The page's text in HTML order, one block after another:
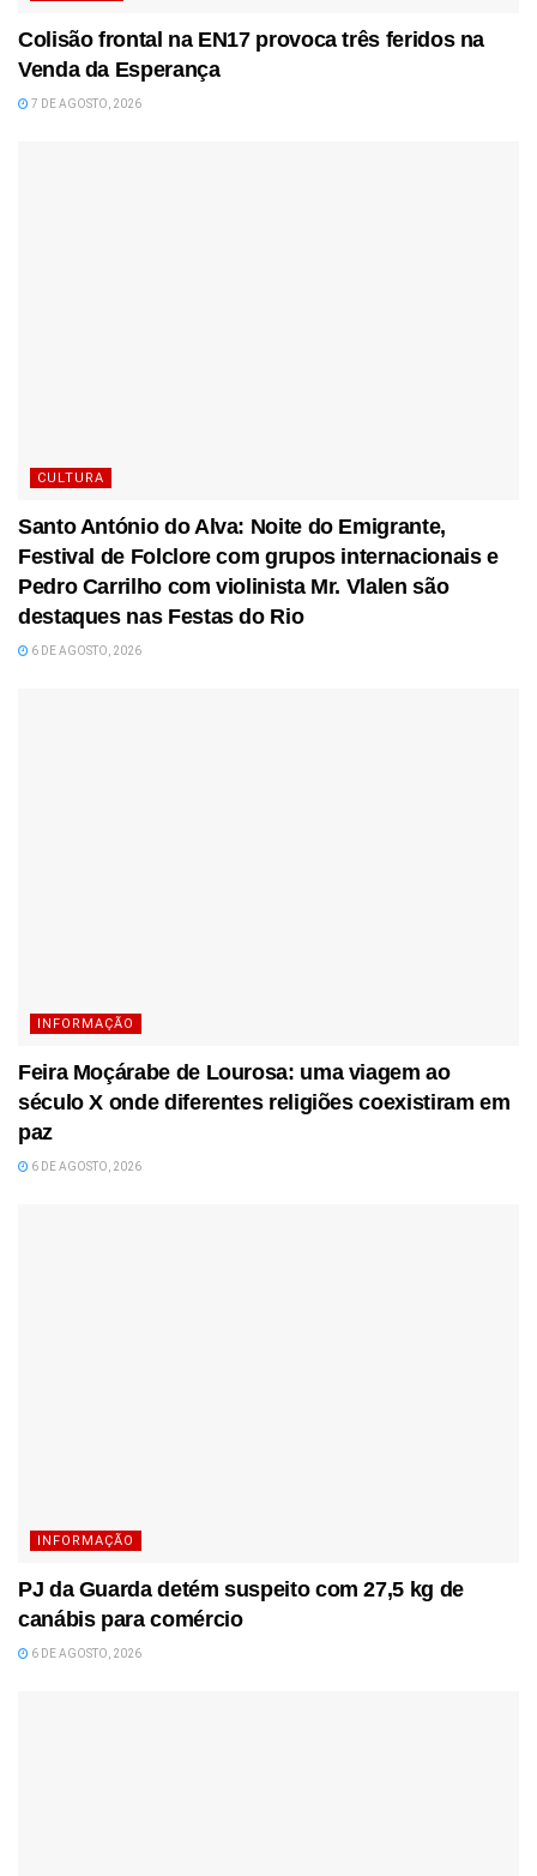
Colisão frontal na EN17 provoca três feridos na
Venda da Esperança
7 DE AGOSTO, 2026
CULTURA
Santo António do Alva: Noite do Emigrante,
Festival de Folclore com grupos internacionais e
Pedro Carrilho com violinista Mr. Vlalen são
destaques nas Festas do Rio
6 DE AGOSTO, 2026
INFORMAÇÃO
Feira Moçárabe de Lourosa: uma viagem ao
século X onde diferentes religiões coexistiram em
paz
6 DE AGOSTO, 2026
INFORMAÇÃO
PJ da Guarda detém suspeito com 27,5 kg de
canábis para comércio
6 DE AGOSTO, 2026